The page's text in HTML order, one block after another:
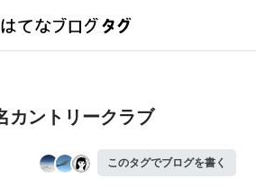
カントリークラブ
このタグでブログを書く